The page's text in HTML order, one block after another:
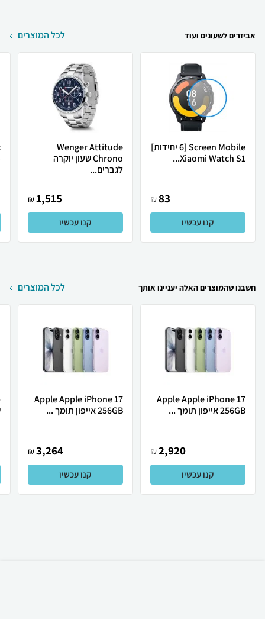
אביזרים לשעונים ועוד לכל המוצרים
Screen Mobile [6 יחידות]
Xiaomi Watch S1...
83
₪
קנו עכשיו
Wenger Attitude
Chrono שעון יוקרה
לגברים...
1,515
₪
קנו עכשיו
חשבנו שהמוצרים האלה יעניינו אותך לכל המוצרים
Apple Apple iPhone 17
256GB אייפון תומך ...
2,920
₪
קנו עכשיו
Apple Apple iPhone 17
256GB אייפון תומך ...
3,264
₪
קנו עכשיו